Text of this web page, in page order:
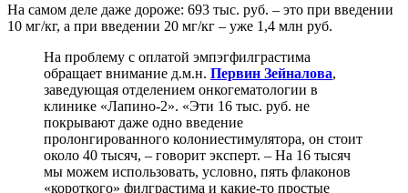
На самом деле даже дороже: 693 тыс. руб. – это при введении
10 мг/кг, а при введении 20 мг/кг – уже 1,4 млн руб.
На проблему с оплатой эмпэгфилграстима
обращает внимание д.м.н. Первин Зейналова,
заведующая отделением онкогематологии в
клинике «Лапино-2». «Эти 16 тыс. руб. не
покрывают даже одно введение
пролонгированного колониестимулятора, он стоит
около 40 тысяч, – говорит эксперт. – На 16 тысяч
мы можем использовать, условно, пять флаконов
«короткого» филграстима и какие-то простые